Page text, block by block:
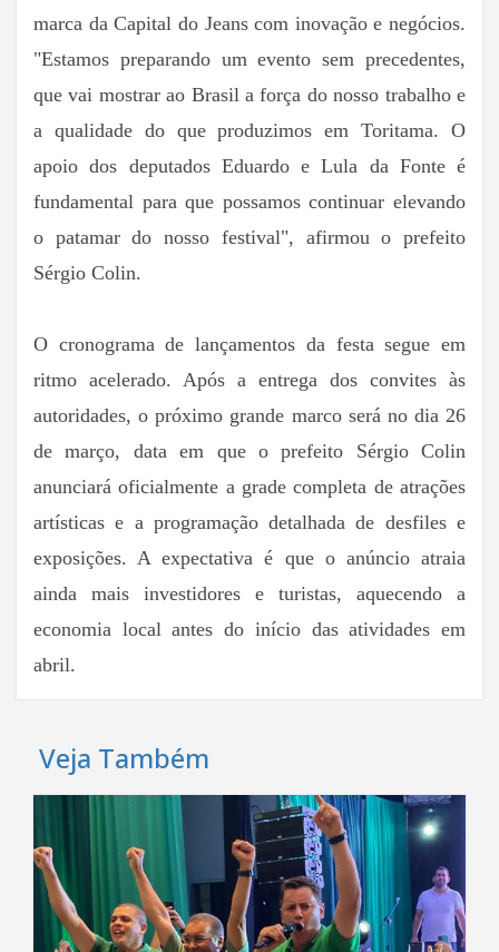
marca da Capital do Jeans com inovação e negócios.
"Estamos preparando um evento sem precedentes,
que vai mostrar ao Brasil a força do nosso trabalho e
a qualidade do que produzimos em Toritama. O
apoio dos deputados Eduardo e Lula da Fonte é
fundamental para que possamos continuar elevando
o patamar do nosso festival", afirmou o prefeito
Sérgio Colin.
O cronograma de lançamentos da festa segue em
ritmo acelerado. Após a entrega dos convites às
autoridades, o próximo grande marco será no dia 26
de março, data em que o prefeito Sérgio Colin
anunciará oficialmente a grade completa de atrações
artísticas e a programação detalhada de desfiles e
exposições. A expectativa é que o anúncio atraia
ainda mais investidores e turistas, aquecendo a
economia local antes do início das atividades em
abril.
Veja Também